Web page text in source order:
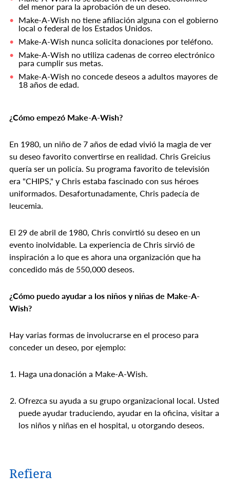
del menor para la aprobación de un deseo.
Make-A-Wish no tiene afiliación alguna con el gobierno
local o federal de los Estados Unidos.
Make-A-Wish nunca solicita donaciones por teléfono.
Make-A-Wish no utiliza cadenas de correo electrónico
para cumplir sus metas.
Make-A-Wish no concede deseos a adultos mayores de
18 años de edad.
¿Cómo empezó Make-A-Wish?
En 1980, un niño de 7 años de edad vivió la magia de ver
su deseo favorito convertirse en realidad. Chris Greicius
quería ser un policía. Su programa favorito de televisión
era "CHIPS," y Chris estaba fascinado con sus héroes
uniformados. Desafortunadamente, Chris padecía de
leucemia.
El 29 de abril de 1980, Chris convirtió su deseo en un
evento inolvidable. La experiencia de Chris sirvió de
inspiración a lo que es ahora una organización que ha
concedido más de 550,000 deseos.
¿Cómo puedo ayudar a los niños y niñas de Make-A-
Wish?
Hay varias formas de involucrarse en el proceso para
conceder un deseo, por ejemplo:
Haga una donación a Make-A-Wish.
Ofrezca su ayuda a su grupo organizacional local. Usted
puede ayudar traduciendo, ayudar en la oficina, visitar a
los niños y niñas en el hospital, u otorgando deseos.
Refiera